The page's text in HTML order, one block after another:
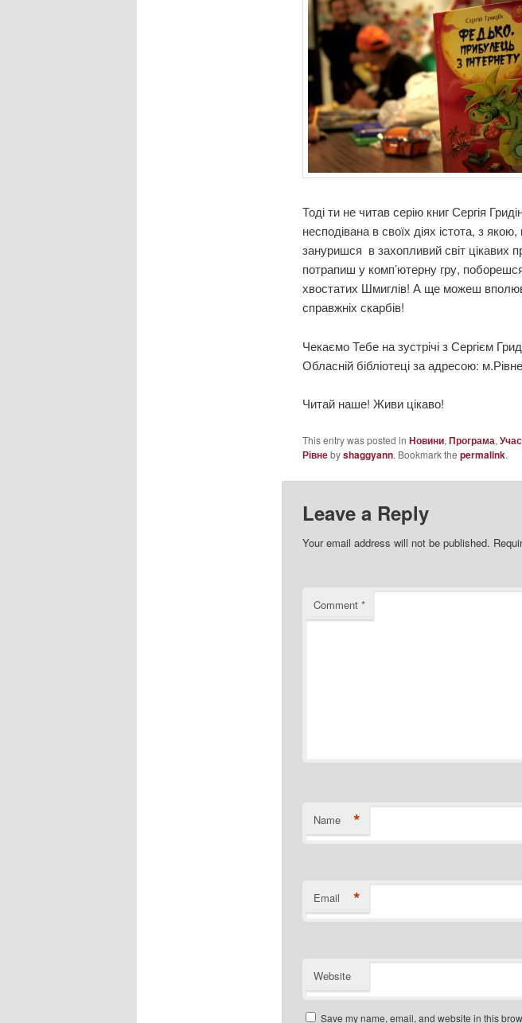
Тоді ти не читав серію книг Сергія
несподівана в своїх діях істота, з
зануришся в захопливий світ цікавих
потрапиш у комп’ютерну гру,
хвостатих Шмиглів! А ще можеш
справжніх скарбів!
Чекаємо Тебе на зустрічі з Сергієм
Обласній бібліотеці за адресою:
Читай наше! Живи цікаво!
This entry was posted in Новини, Програма,
Рівнеbyshaggyann. Bookmark the permalink.
Leave a Reply
Your email address will not be published.
Comment *
Name *
Email *
Website
Save my name, email, and website in this